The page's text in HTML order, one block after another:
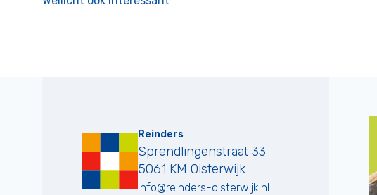
Reinders
Sprendlingenstraat 33
5061 KM Oisterwijk
info@reinders-oisterwijk.nl